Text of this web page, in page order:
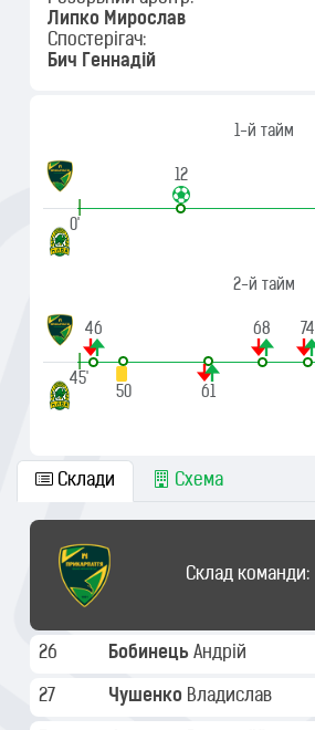
Липко Мирослав
Спостерігач:
Бич Геннадій
1-й тайм
12
|
0'
2-й тайм
46 68 74
|
45'
50
61
Склади Схема
Склад команди:
26 Бобинець Андрій
27 Чушенко Владислав